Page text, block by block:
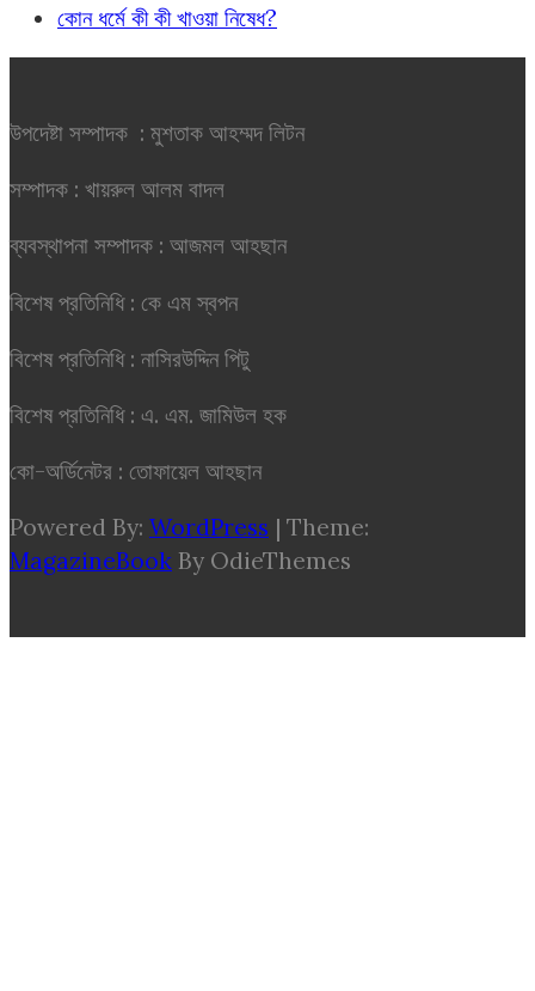
কোন ধর্মে কী কী খাওয়া নিষেধ?
উপদেষ্টা সম্পাদক : মুশতাক আহম্মদ লিটন
সম্পাদক : খায়রুল আলম বাদল
ব্যবস্থাপনা সম্পাদক : আজমল আহছান
বিশেষ প্রতিনিধি : কে এম স্বপন
বিশেষ প্রতিনিধি : নাসিরউদ্দিন পিটু
বিশেষ প্রতিনিধি : এ. এম. জামিউল হক
কো-অর্ডিনেটর : তোফায়েল আহছান
Powered By: WordPress | Theme:
MagazineBook By OdieThemes